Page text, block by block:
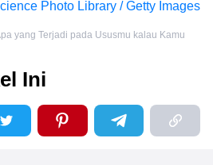
Photo Library / Getty Images
yang Terjadi pada Ususmu kalau Kamu
Ini